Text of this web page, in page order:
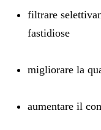
filtrare
fastidiose
migliorare la
aumentare il